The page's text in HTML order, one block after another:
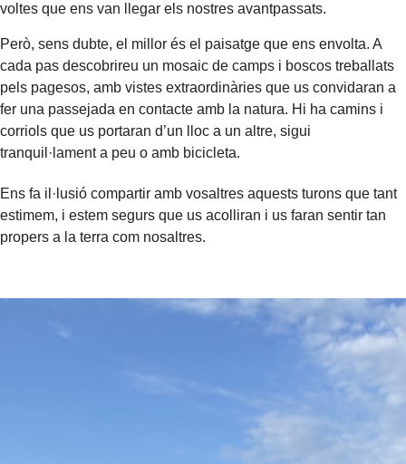
voltes que ens van llegar els nostres avantpassats.
Però, sens dubte, el millor és el paisatge que ens envolta. A
cada pas descobrireu un mosaic de camps i boscos treballats
pels pagesos, amb vistes extraordinàries que us convidaran a
fer una passejada en contacte amb la natura. Hi ha camins i
corriols que us portaran d’un lloc a un altre, sigui
tranquil·lament a peu o amb bicicleta.
Ens fa il·lusió compartir amb vosaltres aquests turons que tant
estimem, i estem segurs que us acolliran i us faran sentir tan
propers a la terra com nosaltres.